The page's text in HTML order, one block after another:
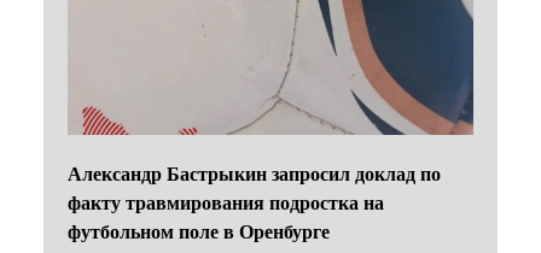
Александр Бастрыкин запросил доклад по
факту травмирования подростка на
футбольном поле в Оренбурге